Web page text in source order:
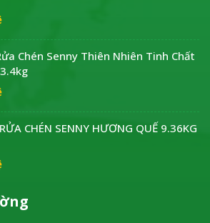
Chén Senny Thiên Nhiên Tinh Chất
CHÉN SENNY HƯƠNG QUẾ 9.36KG